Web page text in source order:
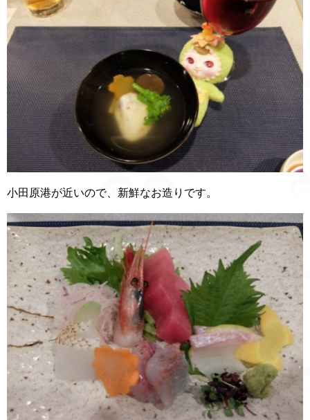
小田原港が近いので、新鮮なお造りです。